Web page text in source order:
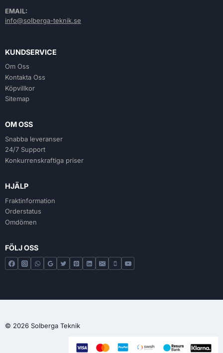
EMAIL:
info@solberga-teknik.se
KUNDSERVICE
Om Oss
Kontakta Oss
Köpvillkor
Sitemap
OM OSS
Snabba leveranser
24/7 Support
Konkurrenskraftiga priser
HJÄLP
Fraktinformation
Orderstatus
Omdömen
FÖLJ OSS
© 2026 Solberga Teknik